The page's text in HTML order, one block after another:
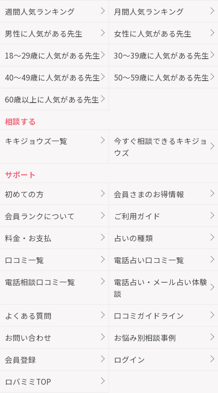
週間人気ランキング 月間人気ランキング
男性に人気がある先生 女性に人気がある先生
18～29歳に人気がある先生 30～39歳に人気がある先生
40～49歳に人気がある先生 50～59歳に人気がある先生
60歳以上に人気がある先生
相談する
キキジョウズ一覧
今すぐ相談できるキキジョ
ウズ
サポート
初めての方
会員さまのお得情報
会員ランクについて ご利用ガイド
料金・お支払 占いの種類
口コミ一覧 電話占い口コミ一覧
電話相談口コミ一覧
電話占い・メール占い体験
談
よくある質問 口コミガイドライン
お問い合わせ お悩み別相談事例
会員登録 ログイン
ロバミミTOP